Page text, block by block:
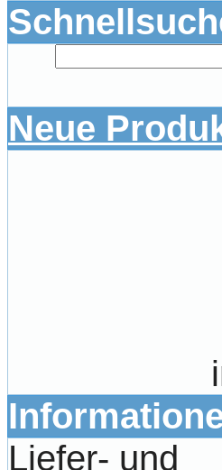
Neue
Liefer- und